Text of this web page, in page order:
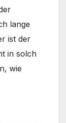
lange
ist der
in solch
wie